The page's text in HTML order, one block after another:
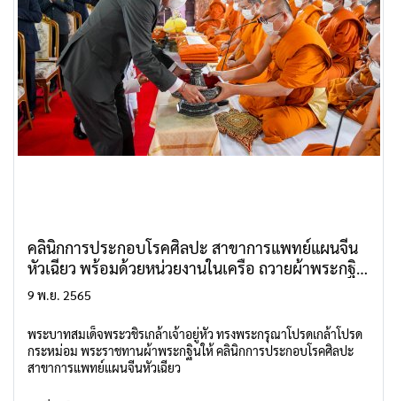
คลินิกการประกอบโรคศิลปะ สาขาการแพทย์แผนจีน
หัวเฉียว พร้อมด้วยหน่วยงานในเครือ ถวายผ้าพระกฐิน
พระราชทาน ประจำปี 2565 ณ วัดเทพธิดาราม
9 พ.ย. 2565
พระบาทสมเด็จพระวชิรเกล้าเจ้าอยู่หัว ทรงพระกรุณาโปรดเกล้าโปรด
กระหม่อม พระราชทานผ้าพระกฐินให้ คลินิกการประกอบโรคศิลปะ
สาขาการแพทย์แผนจีนหัวเฉียว